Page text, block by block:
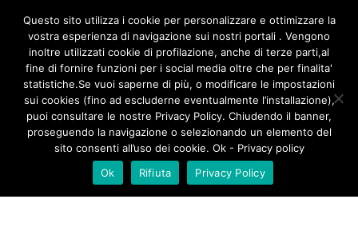
CORTILE PEPE NUOVO
LOCALE
Questo sito utilizza i cookie per personalizzare e ottimizzare la
vostra esperienza di navigazione sui nostri portali . Vengono
inoltre utilizzati cookie di profilazione, anche di terze parti,al
fine di fornire funzioni per i social media oltre che per finalita'
statistiche.Se vuoi saperne di più, o modificare le impostazioni
sui cookies (fino ad escluderne eventualmente l’installazione),
puoi consultare le nostre Privacy Policy. Chiudendo il banner,
proseguendo la navigazione o selezionando un elemento del
sito consenti all’uso dei cookie. Ok - Privacy policy
Ok
Rifiuta Privacy Policy